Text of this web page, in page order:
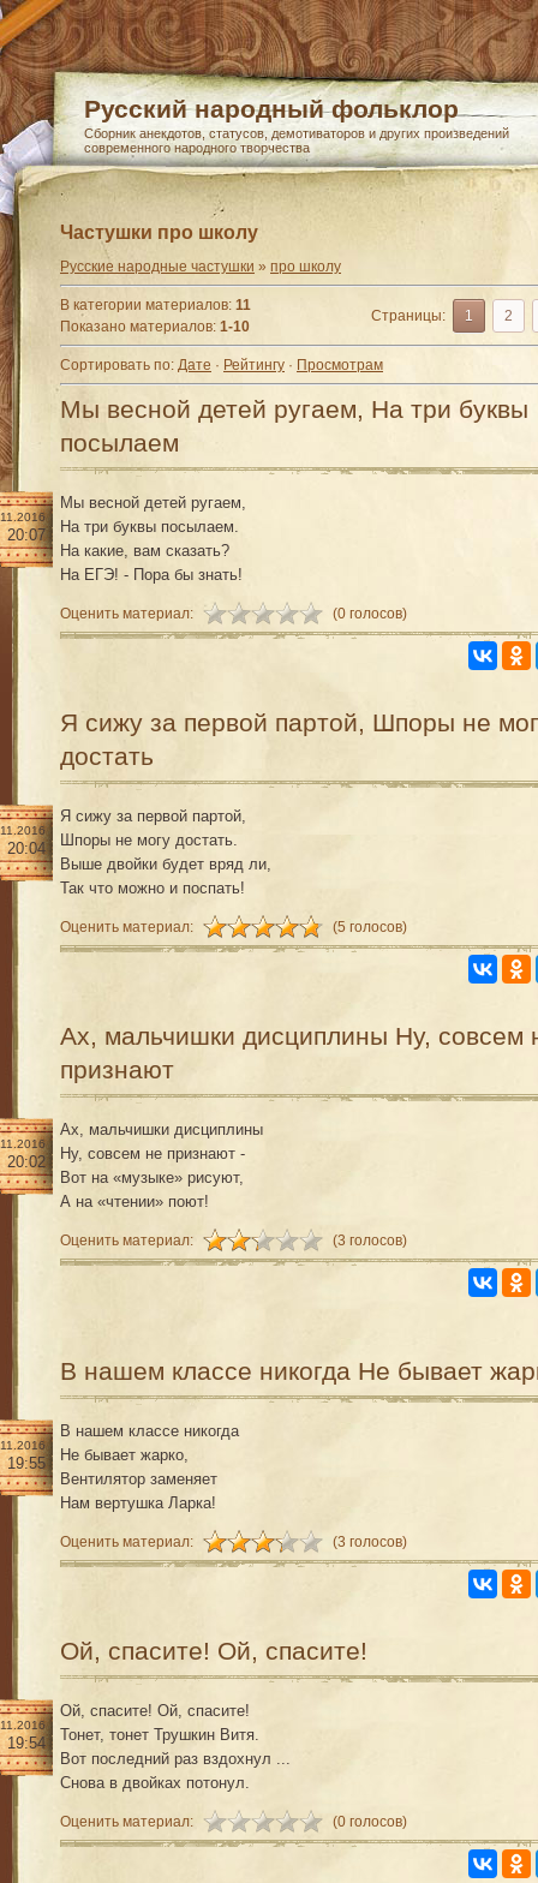
Русский народный фольклор
Сборник анекдотов, статусов, демотиваторов и других произведений
современного народного творчества
Частушки про школу
Русские народные частушки » про школу
В категории материалов: 11
Показано материалов: 1-10
Страницы: 1 2
Сортировать по: Дате · Рейтингу · Просмотрам
Мы весной детей ругаем, На три буквы
посылаем
20:07
Мы весной детей ругаем,
На три буквы посылаем.
На какие, вам сказать?
На ЕГЭ! - Пора бы знать!
Оценить материал: (0 голосов)
Я сижу за первой партой, Шпоры не
достать
20:04
Я сижу за первой партой,
Шпоры не могу достать.
Выше двойки будет вряд ли,
Так что можно и поспать!
Оценить материал: (5 голосов)
Ах, мальчишки дисциплины Ну, совсем
признают
20:02
Ах, мальчишки дисциплины
Ну, совсем не признают -
Вот на «музыке» рисуют,
А на «чтении» поют!
Оценить материал: (3 голосов)
В нашем классе никогда Не бывает
19:55
В нашем классе никогда
Не бывает жарко,
Вентилятор заменяет
Нам вертушка Ларка!
Оценить материал: (3 голосов)
Ой, спасите! Ой, спасите!
19:54
Ой, спасите! Ой, спасите!
Тонет, тонет Трушкин Витя.
Вот последний раз вздохнул ...
Снова в двойках потонул.
Оценить материал: (0 голосов)